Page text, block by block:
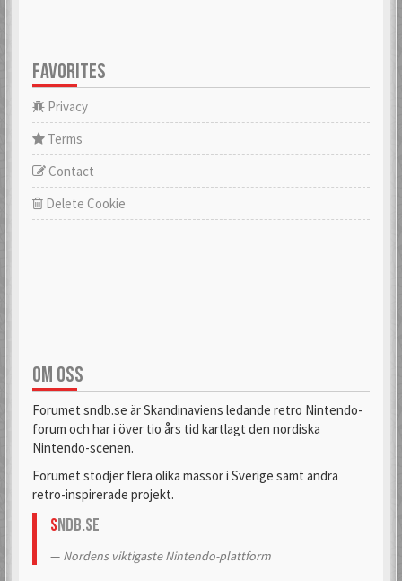
FAVORITES
Privacy
Terms
Contact
Delete Cookie
OM OSS
Forumet sndb.se är Skandinaviens ledande retro Nintendo-
forum och har i över tio års tid kartlagt den nordiska
Nintendo-scenen.
Forumet stödjer flera olika mässor i Sverige samt andra
retro-inspirerade projekt.
SNDB.se
Nordens viktigaste Nintendo-plattform